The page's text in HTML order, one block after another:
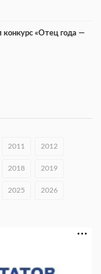
конкурс «Отец года —
2011 2012
2018 2019
2025 2026